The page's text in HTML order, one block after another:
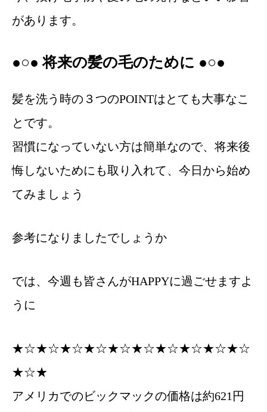
があります。
●○● 将来の髪の毛のために ●○●
髪を洗う時の３つのPOINTはとても大事なこ
とです。
習慣になっていない方は簡単なので、将来後
悔しないためにも取り入れて、今日から始め
てみましょう
参考になりましたでしょうか
では、今週も皆さんがHAPPYに過ごせますよ
うに
★☆★☆★☆★☆★☆★☆★☆★☆★☆★☆
★☆★
アメリカでのビックマックの価格は約621円